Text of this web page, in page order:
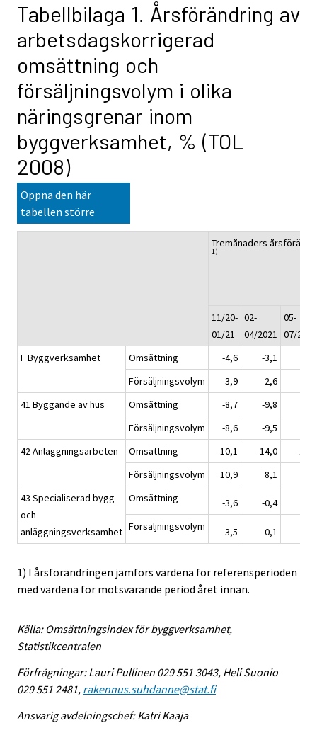
Tabellbilaga 1. Årsförändring av
arbetsdagskorrigerad
omsättning och
försäljningsvolym i olika
näringsgrenar inom
byggverksamhet, % (TOL
2008)
Öppna den här
tabellen större
Tremånaders
1)
11/20-
01/21
02-
04/2021
05-
07/2021
F Byggverksamhet
Omsättning -4,6 -3,1
Försäljningsvolym
-3,9 -2,6
41 Byggande av hus
Omsättning -8,7 -9,8
Försäljningsvolym
-8,6 -9,5
42 Anläggningsarbeten
Omsättning 10,1 14,0
15,1
Försäljningsvolym
10,9 8,1
43 Specialiserad bygg-
och
anläggningsverksamhet
Omsättning -3,6 -0,4
Försäljningsvolym
-3,5 -0,1
1) I årsförändringen jämförs värdena för referensperioden
med värdena för motsvarande period året innan.
Källa: Omsättningsindex för byggverksamhet,
Statistikcentralen
Förfrågningar: Lauri Pullinen 029 551 3043, Heli Suonio
029 551 2481, rakennus.suhdanne@stat.fi
Ansvarig avdelningschef: Katri Kaaja